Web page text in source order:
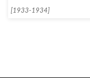
[1933-1934]